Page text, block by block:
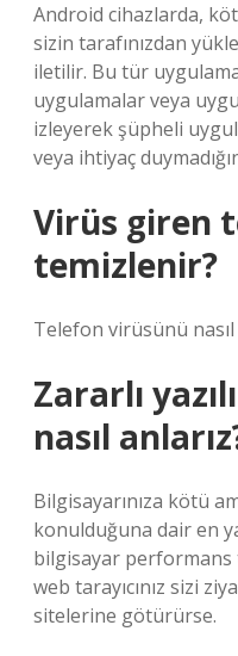
Android cihazlarda,
sizin tarafınızdan
iletilir. Bu tür
uygulamalar veya
izleyerek şüpheli
veya ihtiyaç
Virüs giren
temizlenir?
Telefon virüsünü nasıl
Zararlı
nasıl
Bilgisayarınıza kötü
konulduğuna dair en
bilgisayar performans
web tarayıcınız sizi
sitelerine götürürse.